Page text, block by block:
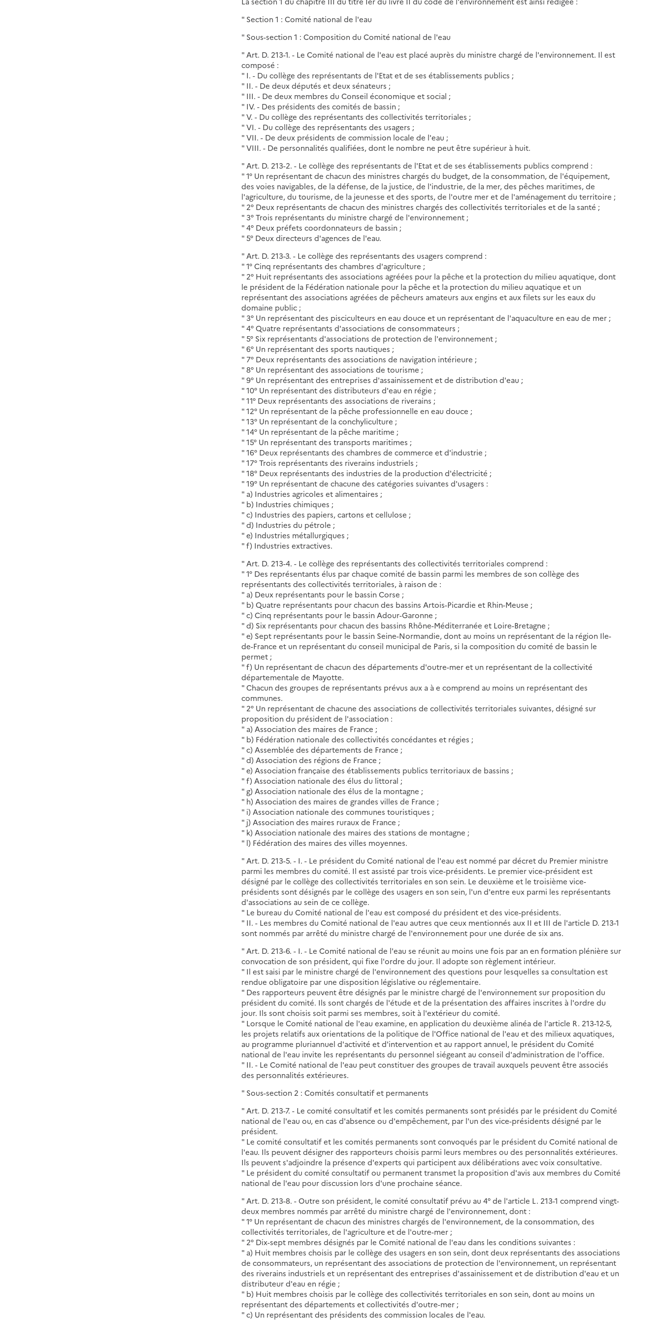
" Section 1 : Comité national de l'eau
" Sous-section 1 : Composition du Comité national de l'eau
" Art. D. 213-1. - Le Comité national de l'eau est placé auprès du ministre chargé de l'environnement. Il est
composé :
" I. - Du collège des représentants de l'Etat et de ses établissements publics ;
" II. - De deux députés et deux sénateurs ;
" III. - De deux membres du Conseil économique et social ;
" IV. - Des présidents des comités de bassin ;
" V. - Du collège des représentants des collectivités territoriales ;
" VI. - Du collège des représentants des usagers ;
" VII. - De deux présidents de commission locale de l'eau ;
" VIII. - De personnalités qualifiées, dont le nombre ne peut être supérieur à huit.
" Art. D. 213-2. - Le collège des représentants de l'Etat et de ses établissements publics comprend :
" 1° Un représentant de chacun des ministres chargés du budget, de la consommation, de l'équipement,
des voies navigables, de la défense, de la justice, de l'industrie, de la mer, des pêches maritimes, de
l'agriculture, du tourisme, de la jeunesse et des sports, de l'outre mer et de l'aménagement du territoire ;
" 2° Deux représentants de chacun des ministres chargés des collectivités territoriales et de la santé ;
" 3° Trois représentants du ministre chargé de l'environnement ;
" 4° Deux préfets coordonnateurs de bassin ;
" 5° Deux directeurs d'agences de l'eau.
" Art. D. 213-3. - Le collège des représentants des usagers comprend :
" 1° Cinq représentants des chambres d'agriculture ;
" 2° Huit représentants des associations agréées pour la pêche et la protection du milieu aquatique, dont
le président de la Fédération nationale pour la pêche et la protection du milieu aquatique et un
représentant des associations agréées de pêcheurs amateurs aux engins et aux filets sur les eaux du
domaine public ;
" 3° Un représentant des pisciculteurs en eau douce et un représentant de l'aquaculture en eau de mer ;
" 4° Quatre représentants d'associations de consommateurs ;
" 5° Six représentants d'associations de protection de l'environnement ;
" 6° Un représentant des sports nautiques ;
" 7° Deux représentants des associations de navigation intérieure ;
" 8° Un représentant des associations de tourisme ;
" 9° Un représentant des entreprises d'assainissement et de distribution d'eau ;
" 10° Un représentant des distributeurs d'eau en régie ;
" 11° Deux représentants des associations de riverains ;
" 12° Un représentant de la pêche professionnelle en eau douce ;
" 13° Un représentant de la conchyliculture ;
" 14° Un représentant de la pêche maritime ;
" 15° Un représentant des transports maritimes ;
" 16° Deux représentants des chambres de commerce et d'industrie ;
" 17° Trois représentants des riverains industriels ;
" 18° Deux représentants des industries de la production d'électricité ;
" 19° Un représentant de chacune des catégories suivantes d'usagers :
" a) Industries agricoles et alimentaires ;
" b) Industries chimiques ;
" c) Industries des papiers, cartons et cellulose ;
" d) Industries du pétrole ;
" e) Industries métallurgiques ;
" f) Industries extractives.
" Art. D. 213-4. - Le collège des représentants des collectivités territoriales comprend :
" 1° Des représentants élus par chaque comité de bassin parmi les membres de son collège des
représentants des collectivités territoriales, à raison de :
" a) Deux représentants pour le bassin Corse ;
" b) Quatre représentants pour chacun des bassins Artois-Picardie et Rhin-Meuse ;
" c) Cinq représentants pour le bassin Adour-Garonne ;
" d) Six représentants pour chacun des bassins Rhône-Méditerranée et Loire-Bretagne ;
" e) Sept représentants pour le bassin Seine-Normandie, dont au moins un représentant de la région Ile-
de-France et un représentant du conseil municipal de Paris, si la composition du comité de bassin le
permet ;
" f) Un représentant de chacun des départements d'outre-mer et un représentant de la collectivité
départementale de Mayotte.
" Chacun des groupes de représentants prévus aux a à e comprend au moins un représentant des
communes.
" 2° Un représentant de chacune des associations de collectivités territoriales suivantes, désigné sur
proposition du président de l'association :
" a) Association des maires de France ;
" b) Fédération nationale des collectivités concédantes et régies ;
" c) Assemblée des départements de France ;
" d) Association des régions de France ;
" e) Association française des établissements publics territoriaux de bassins ;
" f) Association nationale des élus du littoral ;
" g) Association nationale des élus de la montagne ;
" h) Association des maires de grandes villes de France ;
" i) Association nationale des communes touristiques ;
" j) Association des maires ruraux de France ;
" k) Association nationale des maires des stations de montagne ;
" l) Fédération des maires des villes moyennes.
" Art. D. 213-5. - I. - Le président du Comité national de l'eau est nommé par décret du Premier ministre
parmi les membres du comité. Il est assisté par trois vice-présidents. Le premier vice-président est
désigné par le collège des collectivités territoriales en son sein. Le deuxième et le troisième vice-
présidents sont désignés par le collège des usagers en son sein, l'un d'entre eux parmi les représentants
d'associations au sein de ce collège.
" Le bureau du Comité national de l'eau est composé du président et des vice-présidents.
" II. - Les membres du Comité national de l'eau autres que ceux mentionnés aux II et III de l'article D. 213-1
sont nommés par arrêté du ministre chargé de l'environnement pour une durée de six ans.
" Art. D. 213-6. - I. - Le Comité national de l'eau se réunit au moins une fois par an en formation plénière sur
convocation de son président, qui fixe l'ordre du jour. Il adopte son règlement intérieur.
" Il est saisi par le ministre chargé de l'environnement des questions pour lesquelles sa consultation est
rendue obligatoire par une disposition législative ou réglementaire.
" Des rapporteurs peuvent être désignés par le ministre chargé de l'environnement sur proposition du
président du comité. Ils sont chargés de l'étude et de la présentation des affaires inscrites à l'ordre du
jour. Ils sont choisis soit parmi ses membres, soit à l'extérieur du comité.
" Lorsque le Comité national de l'eau examine, en application du deuxième alinéa de l'article R. 213-12-5,
les projets relatifs aux orientations de la politique de l'Office national de l'eau et des milieux aquatiques,
au programme pluriannuel d'activité et d'intervention et au rapport annuel, le président du Comité
national de l'eau invite les représentants du personnel siégeant au conseil d'administration de l'office.
" II. - Le Comité national de l'eau peut constituer des groupes de travail auxquels peuvent être associés
des personnalités extérieures.
" Sous-section 2 : Comités consultatif et permanents
" Art. D. 213-7. - Le comité consultatif et les comités permanents sont présidés par le président du Comité
national de l'eau ou, en cas d'absence ou d'empêchement, par l'un des vice-présidents désigné par le
président.
" Le comité consultatif et les comités permanents sont convoqués par le président du Comité national de
l'eau. Ils peuvent désigner des rapporteurs choisis parmi leurs membres ou des personnalités extérieures.
Ils peuvent s'adjoindre la présence d'experts qui participent aux délibérations avec voix consultative.
" Le président du comité consultatif ou permanent transmet la proposition d'avis aux membres du Comité
national de l'eau pour discussion lors d'une prochaine séance.
" Art. D. 213-8. - Outre son président, le comité consultatif prévu au 4° de l'article L. 213-1 comprend vingt-
deux membres nommés par arrêté du ministre chargé de l'environnement, dont :
" 1° Un représentant de chacun des ministres chargés de l'environnement, de la consommation, des
collectivités territoriales, de l'agriculture et de l'outre-mer ;
" 2° Dix-sept membres désignés par le Comité national de l'eau dans les conditions suivantes :
" a) Huit membres choisis par le collège des usagers en son sein, dont deux représentants des associations
de consommateurs, un représentant des associations de protection de l'environnement, un représentant
des riverains industriels et un représentant des entreprises d'assainissement et de distribution d'eau et un
distributeur d'eau en régie ;
" b) Huit membres choisis par le collège des collectivités territoriales en son sein, dont au moins un
représentant des départements et collectivités d'outre-mer ;
" c) Un représentant des présidents des commission locales de l'eau.